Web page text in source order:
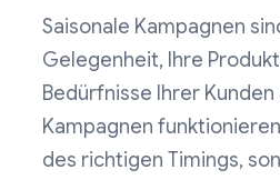
Saisonale Kampagnen
Gelegenheit, Ihre
Bedürfnisse Ihrer
Kampagnen
des richtigen Timings,